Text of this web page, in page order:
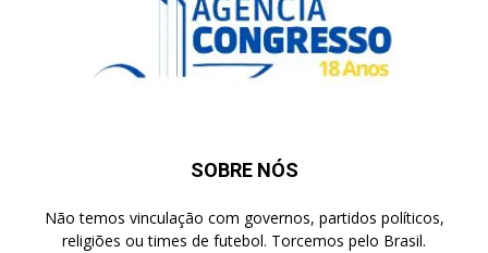
SOBRE NÓS
Não temos vinculação com governos, partidos políticos,
religiões ou times de futebol. Torcemos pelo Brasil.